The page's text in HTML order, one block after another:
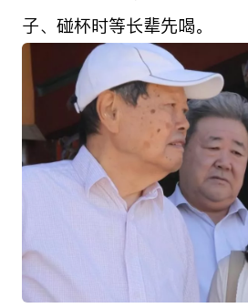
子、碰杯时等长辈先喝。